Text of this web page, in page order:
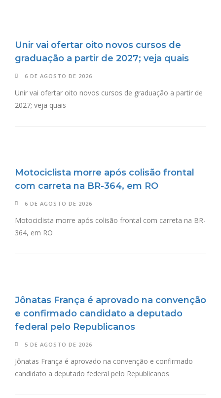
Unir vai ofertar oito novos cursos de
graduação a partir de 2027; veja quais
6 DE AGOSTO DE 2026
Unir vai ofertar oito novos cursos de graduação a partir de
2027; veja quais
Motociclista morre após colisão frontal
com carreta na BR-364, em RO
6 DE AGOSTO DE 2026
Motociclista morre após colisão frontal com carreta na BR-
364, em RO
Jônatas França é aprovado na convenção
e confirmado candidato a deputado
federal pelo Republicanos
5 DE AGOSTO DE 2026
Jônatas França é aprovado na convenção e confirmado
candidato a deputado federal pelo Republicanos